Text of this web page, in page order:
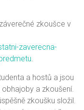
zkoušce v
zaverecna-
.
a hostů a jsou
a zkoušení.
zkoušku složil.